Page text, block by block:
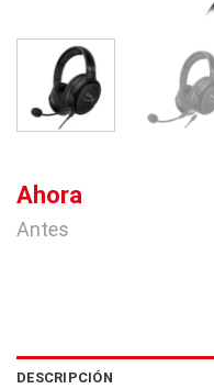
Ahora
Antes
DESCRIPCIÓN